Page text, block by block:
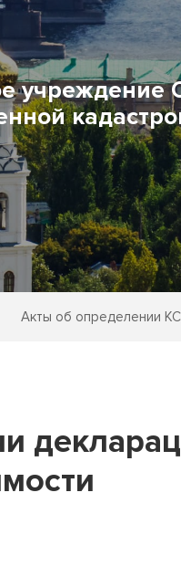
учреждение
Акты об определении КС